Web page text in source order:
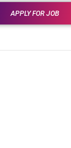
APPLY FOR JOB